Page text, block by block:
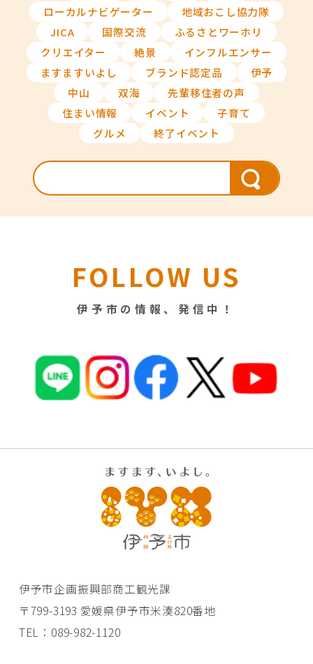
ローカルナビゲーター
地域おこし協力隊
JICA
国際交流
ふるさとワーホリ
クリエイター
絶景
インフルエンサー
ますますいよし
ブランド認定品
伊予
中山
双海
先輩移住者の声
住まい情報
イベント
子育て
グルメ
終了イベント
FOLLOW US
伊予市の情報、発信中！
伊予市企画振興部商工観光課
〒799-3193 愛媛県伊予市米湊820番地
TEL：089-982-1120